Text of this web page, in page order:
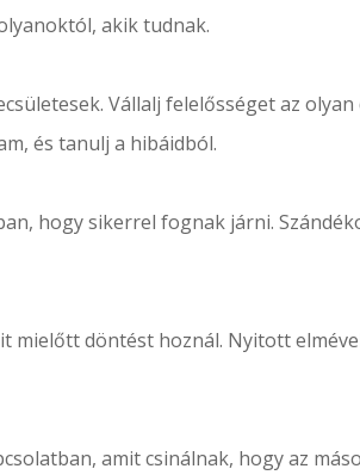
akik tudnak.
Vállalj felelősséget az
és tanulj a hibáidból.
hogy sikerrel fognak járni.
mielőtt döntést hoznál. Nyitott
amit csinálnak, hogy az